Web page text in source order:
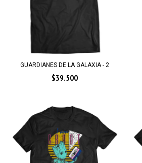
GUARDIANES DE LA GALAXIA - 2
$39.500